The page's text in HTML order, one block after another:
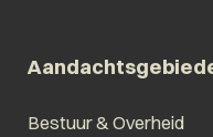
Bestuur & Overheid